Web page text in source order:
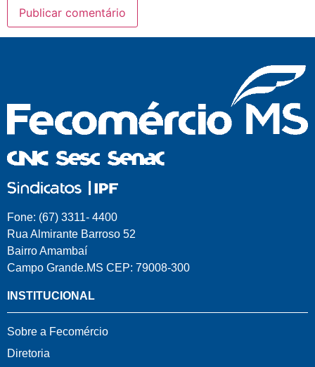
Fone: (67) 3311- 4400
Rua Almirante Barroso 52
Bairro Amambaí
Campo Grande.MS CEP: 79008-300
INSTITUCIONAL
Sobre a Fecomércio
Diretoria